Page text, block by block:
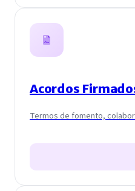
Acordos
Termos de fomento,